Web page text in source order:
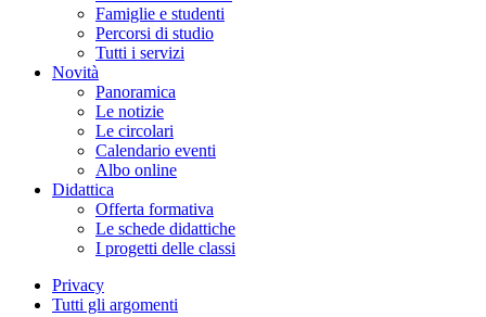
Famiglie e studenti
Percorsi di studio
Tutti i servizi
Novità
Panoramica
Le notizie
Le circolari
Calendario eventi
Albo online
Didattica
Offerta formativa
Le schede didattiche
I progetti delle classi
Privacy
Tutti gli argomenti